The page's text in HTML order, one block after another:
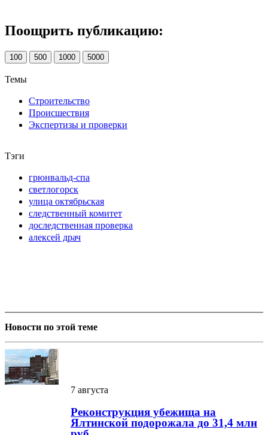
Поощрить публикацию:
100 500 1000 5000
Темы
Строительство
Происшествия
Экспертизы и проверки
Тэги
грюнвальд-спа
светлогорск
улица октябрьская
следственный комитет
доследственная проверка
алексей драч
Новости по этой теме
7 августа
Реконструкция убежища на
Ялтинской подорожала до 31,4 млн